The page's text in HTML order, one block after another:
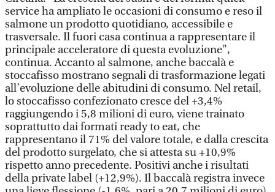
service ha ampliato le occasioni di consumo e reso il
salmone un prodotto quotidiano, accessibile e
trasversale. Il fuori casa continua a rappresentare il
principale acceleratore di questa evoluzione",
continua. Accanto al salmone, anche baccalà e
stoccafisso mostrano segnali di trasformazione legati
all’evoluzione delle abitudini di consumo. Nel retail,
lo stoccafisso confezionato cresce del +3,4%
raggiungendo i 5,8 milioni di euro, viene trainato
soprattutto dai formati ready to eat, che
rappresentano il 71% del valore totale, e dalla crescita
del prodotto surgelato, che si attesta su +10,9%
rispetto anno precedente. Positivi anche i risultati
della private label (+12,9%). Il baccalà registra invece